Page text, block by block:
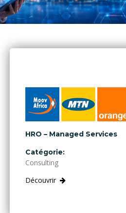
HRO – Managed Services
Catégorie:
Consulting
Découvrir